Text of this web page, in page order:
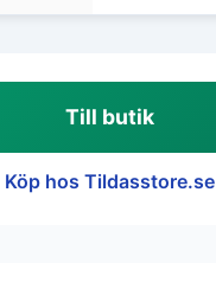
Till butik
Köp hos Tildasstore.se